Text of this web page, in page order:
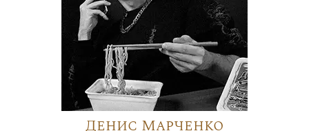
Денис Марченко